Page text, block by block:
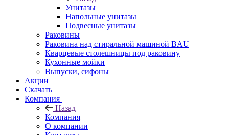
Унитазы
Напольные унитазы
Подвесные унитазы
Раковины
Раковина над стиральной машиной BAU
Кварцевые столешницы под раковину
Кухонные мойки
Выпуски, сифоны
Акции
Скачать
Компания
Назад
Компания
О компании